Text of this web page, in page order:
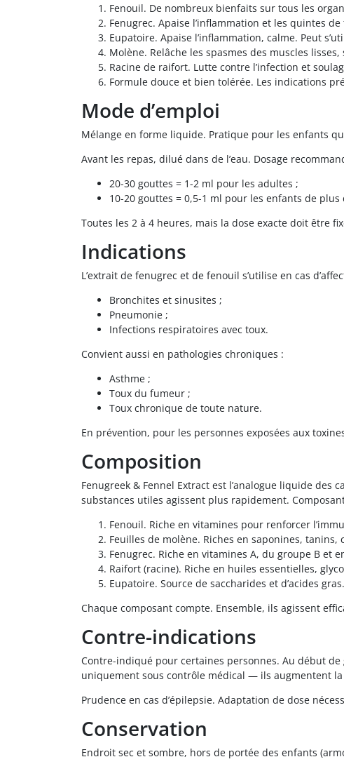
Fenouil. De nombreux bienfaits sur tous les
Fenugrec. Apaise l’inflammation et les quintes
Eupatoire. Apaise l’inflammation, calme. Peut
Molène. Relâche les spasmes des muscles
Racine de raifort. Lutte contre l’infection et
Formule douce et bien tolérée. Les indications
Mode d’emploi
Mélange en forme liquide. Pratique pour les enfants
Avant les repas, dilué dans de l’eau. Dosage
20-30 gouttes = 1-2 ml pour les adultes ;
10-20 gouttes = 0,5-1 ml pour les enfants de plus
Toutes les 2 à 4 heures, mais la dose exacte doit être
Indications
L’extrait de fenugrec et de fenouil s’utilise en cas
Bronchites et sinusites ;
Pneumonie ;
Infections respiratoires avec toux.
Convient aussi en pathologies chroniques :
Asthme ;
Toux du fumeur ;
Toux chronique de toute nature.
En prévention, pour les personnes exposées aux
Composition
Fenugreek & Fennel Extract est l’analogue liquide des
substances utiles agissent plus rapidement.
Fenouil. Riche en vitamines pour renforcer
Feuilles de molène. Riches en saponines, tanins,
Fenugrec. Riche en vitamines A, du groupe B et
Raifort (racine). Riche en huiles essentielles,
Eupatoire. Source de saccharides et d’acides gras.
Chaque composant compte. Ensemble, ils agissent
Contre-indications
Contre-indiqué pour certaines personnes. Au début de
uniquement sous contrôle médical — ils augmentent
Prudence en cas d’épilepsie. Adaptation de dose
Conservation
Endroit sec et sombre, hors de portée des enfants